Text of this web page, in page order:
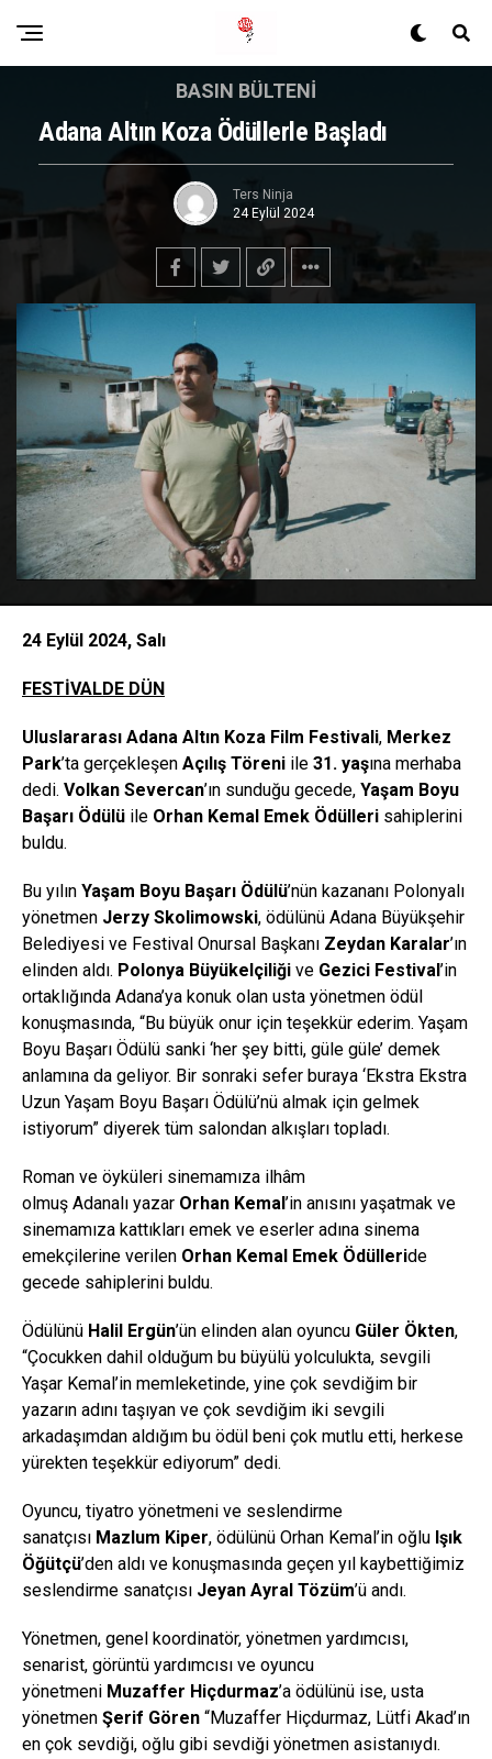
BASIN BÜLTENI
Adana Altın Koza Ödüllerle Başladı
Ters Ninja
24 Eylül 2024
24 Eylül 2024, Salı
FESTİVALDE DÜN
Uluslararası Adana Altın Koza Film Festivali, Merkez
Park’ta gerçekleşen Açılış Töreni ile 31. yaşına merhaba
dedi. Volkan Severcan’ın sunduğu gecede, Yaşam Boyu
Başarı Ödü ü ile Orhan Kemal Emek Ödü lleri sahiplerini
buldu.
Bu yılın Yaşam Boyu Başarı Ödü ü’nün kazananı Polonyalı
yönetmen Jerzy Skolimowski, ödülünü Adana Büyükşehir
Belediyesi ve Festival Onursal Başkanı Zeydan Karalar’ın
elinden aldı. Polonya Büyükel çiliği ve Gezici Festival ’in
ortaklığında Adana’ya konuk olan usta yönetmen ödül
konuşmasında, “Bu büyük onur için teşekkür ederim. Yaşam
Boyu Başarı Ödülü sanki ‘her şey bitti, güle güle’ demek
anlamına da geliyor. Bir sonraki sefer buraya ‘Ekstra Ekstra
Uzun Yaşam Boyu Başarı Ödülü’nü almak için gelmek
istiyorum” diyerek tüm salondan alkışları topladı.
Roman ve öyküleri sinemamıza ilhâm
olmuş Adanalı yazar Orhan Kemal ’in anısını yaşatmak ve
sinemamıza kattıkları emek ve eserler adına sinema
emekçilerine verilen Orhan Kemal Emek Ödü lleride
gecede sahiplerini buldu.
Ödülünü Halil Ergün’ün elinden alan oyuncu Gü ler Ö kten,
“Çocukken dahil olduğum bu büyülü yolculukta, sevgili
Yaşar Kemal’in memleketinde, yine çok sevdiğim bir
yazarın adını taşıyan ve çok sevdiğim iki sevgili
arkadaşımdan aldığım bu ödül beni çok mutlu etti, herkese
yürekten teşekkür ediyorum” dedi.
Oyuncu, tiyatro yönetmeni ve seslendirme
sanatçısı Mazlum Kiper, ödülünü Orhan Kemal’in oğlu Işık
Öğütçü’den aldı ve konuşmasında geçen yıl kaybettiğimiz
seslendirme sanatçısı Jeyan Ayral Tözüm’ü andı.
Yönetmen, genel koordinatör, yönetmen yardımcısı,
senarist, görüntü yardımcısı ve oyuncu
yönetmeni Muzaffer Hiçdurmaz’a ödülünü ise, usta
yönetmen Şerif Gören “Muzaffer Hiçdurmaz, Lütfi Akad’ın
en çok sevdiği, oğlu gibi sevdiği yönetmen asistanıydı.